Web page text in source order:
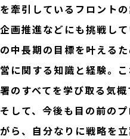
を牽引しているフロント
企画推進などにも挑戦し
の中長期の目標を叶える
営に関する知識と経験。
署のすべてを学び取る気概
そして、今後も目の前の
がら、自分なりに戦略を